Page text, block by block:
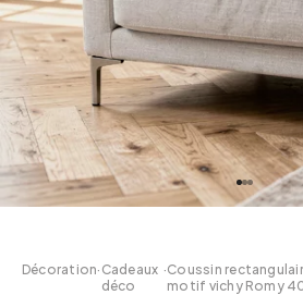
Décoration· Cadeaux
déco
·Coussin
motif vichy Romy